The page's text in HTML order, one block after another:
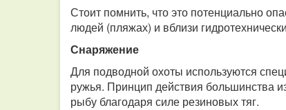
Стоит помнить, что это потенциально
людей (пляжах) и вблизи
Снаряжение
Для подводной охоты используются
ружья. Принцип действия большинства
рыбу благодаря силе резиновых тяг.